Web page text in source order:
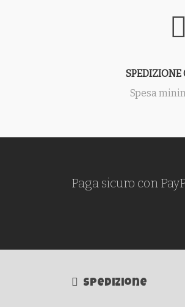
SPEDIZIONE
Spesa
Paga sicuro con
Spedizione